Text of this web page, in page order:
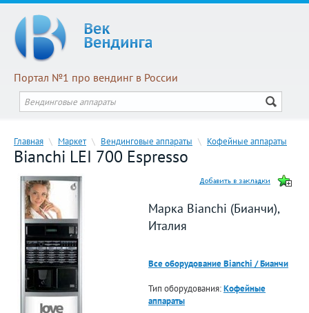
Портал №1 про вендинг в России
Главная \ Маркет \ Вендинговые аппараты \ Кофейные аппараты
Bianchi LEI 700 Espresso
Марка Bianchi (Бианчи),
Италия
Все оборудование Bianchi / Бианчи
Тип оборудования:Кофейные
аппараты